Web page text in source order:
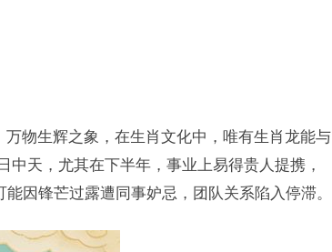
物生辉之象，在生肖文化中，唯有生肖龙能与
天，尤其在下半年，事业上易得贵人提携，
因锋芒过露遭同事妒忌，团队关系陷入停滞。